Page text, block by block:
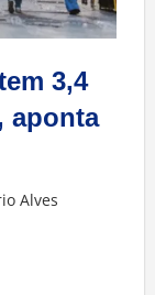
3,4
aponta
Alves